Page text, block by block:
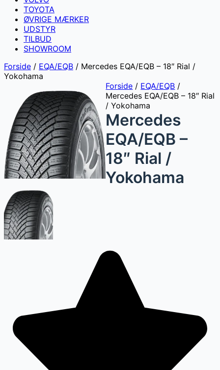
TOYOTA
ØVRIGE MÆRKER
UDSTYR
TILBUD
SHOWROOM
Forside / EQA/EQB / Mercedes EQA/EQB – 18″ Rial /
Yokohama
Forside / EQA/EQB /
Mercedes EQA/EQB – 18″ Rial
/ Yokohama
Mercedes
EQA/EQB –
18″ Rial /
Yokohama